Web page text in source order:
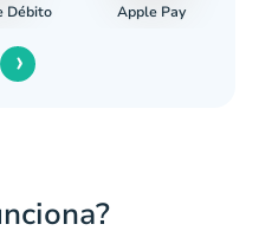
Débito Apple Pay
›